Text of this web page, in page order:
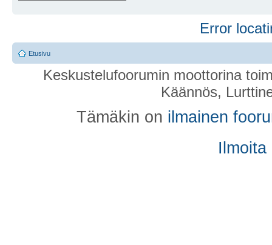
Error
Etusivu
Keskustelufoorumin moottorina
Käännös,
Tämäkin on ilmainen